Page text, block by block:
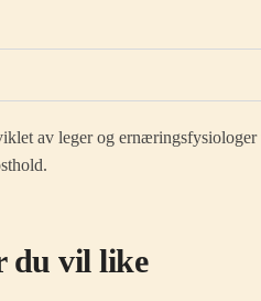
av leger og
du vil like